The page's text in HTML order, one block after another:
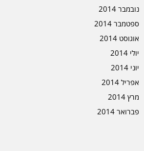
נובמבר 2014
ספטמבר 2014
אוגוסט 2014
יולי 2014
יוני 2014
אפריל 2014
מרץ 2014
פברואר 2014